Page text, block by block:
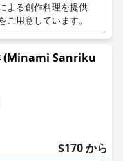
よる創作料理を提供
用意しています。
(Minami Sanriku
$170 から